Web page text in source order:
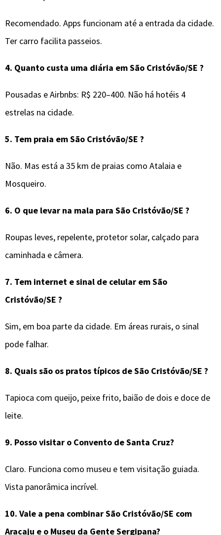
Recomendado. Apps funcionam até a entrada da cidade.
Ter carro facilita passeios.
4. Quanto custa uma diária emSão Cristóvão/SE ?
Pousadas e Airbnbs: R$ 220–400. Não há hotéis 4
estrelas na cidade.
5. Tem praia emSão Cristóvão/SE ?
Não. Mas está a 35 km de praias como Atalaia e
Mosqueiro.
6. O que levar na mala para São Cristóvão/SE ?
Roupas leves, repelente, protetor solar, calçado para
caminhada e câmera.
7. Tem internet e sinal de celular emSão
Cristóvão/SE ?
Sim, em boa parte da cidade. Em áreas rurais, o sinal
pode falhar.
8. Quais são os pratos típicos deSão Cristóvão/SE ?
Tapioca com queijo, peixe frito, baião de dois e doce de
leite.
9. Posso visitar o Convento de Santa Cruz?
Claro. Funciona como museu e tem visitação guiada.
Vista panorâmica incrível.
10. Vale a pena combinarSão Cristóvão/SE com
Aracaju e o Museu da Gente Sergipana?